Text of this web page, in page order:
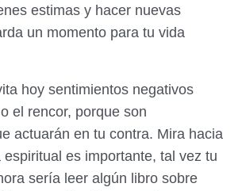
estimas y hacer nuevas
un momento para tu vida
hoy sentimientos negativos
el rencor, porque son
actuarán en tu contra. Mira hacia
es importante, tal vez tu
sería leer algún libro sobre